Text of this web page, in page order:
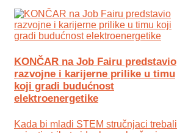
KONČAR na Job Fairu predstavio
razvojne i karijerne prilike u timu
koji gradi budućnost
elektroenergetike
Kada bi mladi STEM stručnjaci trebali